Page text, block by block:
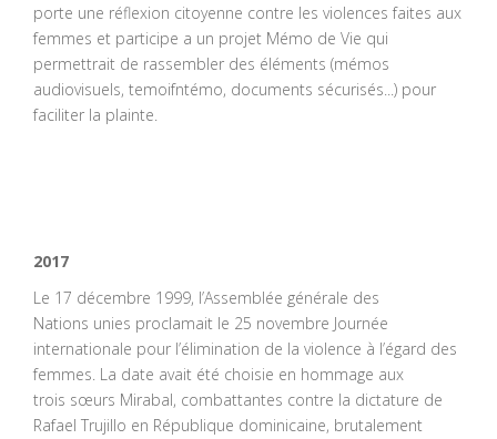
porte une réflexion citoyenne contre les violences faites aux
femmes et participe a un projet Mémo de Vie qui
permettrait de rassembler des éléments (mémos
audiovisuels, temoifntémo, documents sécurisés...) pour
faciliter la plainte.
2017
Le 17 décembre 1999, l’Assemblée générale des
Nations unies proclamait le 25 novembre Journée
internationale pour l’élimination de la violence à l’égard des
femmes. La date avait été choisie en hommage aux
trois sœurs Mirabal, combattantes contre la dictature de
Rafael Trujillo en République dominicaine, brutalement